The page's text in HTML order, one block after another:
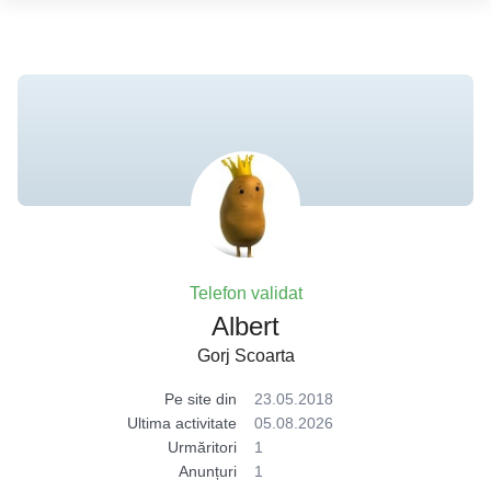
Telefon validat
Albert
Gorj Scoarta
Pe site din
23.05.2018
Ultima activitate
05.08.2026
Urmăritori
1
Anunțuri
1